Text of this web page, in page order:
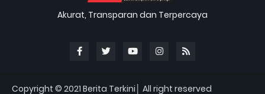
Akurat, Transparan dan Terpercaya
Copyright © 2021 Berita Terkini│ All right reserved